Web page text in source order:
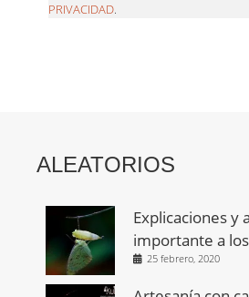
PRIVACIDAD.
ALEATORIOS
Explicaciones y
importante a
25 febrero, 2020